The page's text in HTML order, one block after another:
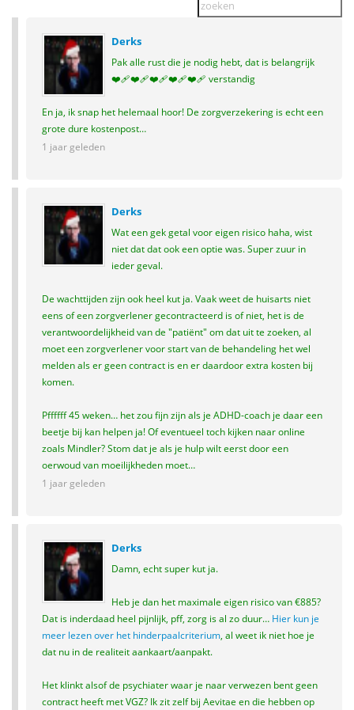
Derks
Pak alle rust die je nodig hebt, dat is belangrijk
❤️‍🩹❤️‍🩹❤️‍🩹❤️‍🩹❤️‍🩹 verstandig
En ja, ik snap het helemaal hoor! De zorgverzekering is echt een
grote dure kostenpost…
1 jaar geleden
Derks
Wat een gek getal voor eigen risico haha, wist
niet dat dat ook een optie was. Super zuur in
ieder geval.
De wachttijden zijn ook heel kut ja. Vaak weet de huisarts niet
eens of een zorgverlener gecontracteerd is of niet, het is de
verantwoordelijkheid van de "patiënt" om dat uit te zoeken, al
moet een zorgverlener voor start van de behandeling het wel
melden als er geen contract is en er daardoor extra kosten bij
komen.
Pffffff 45 weken… het zou fijn zijn als je ADHD-coach je daar een
beetje bij kan helpen ja! Of eventueel toch kijken naar online
zoals Mindler? Stom dat je als je hulp wilt eerst door een
oerwoud van moeilijkheden moet…
1 jaar geleden
Derks
Damn, echt super kut ja.
Heb je dan het maximale eigen risico van €885?
Dat is inderdaad heel pijnlijk, pff, zorg is al zo duur… Hier kun je
meer lezen over het hinderpaalcriterium , al weet ik niet hoe je
dat nu in de realiteit aankaart/aanpakt.
Het klinkt alsof de psychiater waar je naar verwezen bent geen
contract heeft met VGZ? Ik zit zelf bij Aevitae en die hebben op